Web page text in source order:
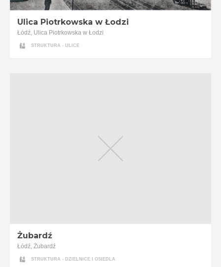
Ulica Piotrkowska w Łodzi
Łódź, Ulica Piotrkowska w Łodzi
STRUKTURA - ULICE
Żubardź
Łódź, Żubardź
STRUKTURA - DZIELNICE I OSIEDLA